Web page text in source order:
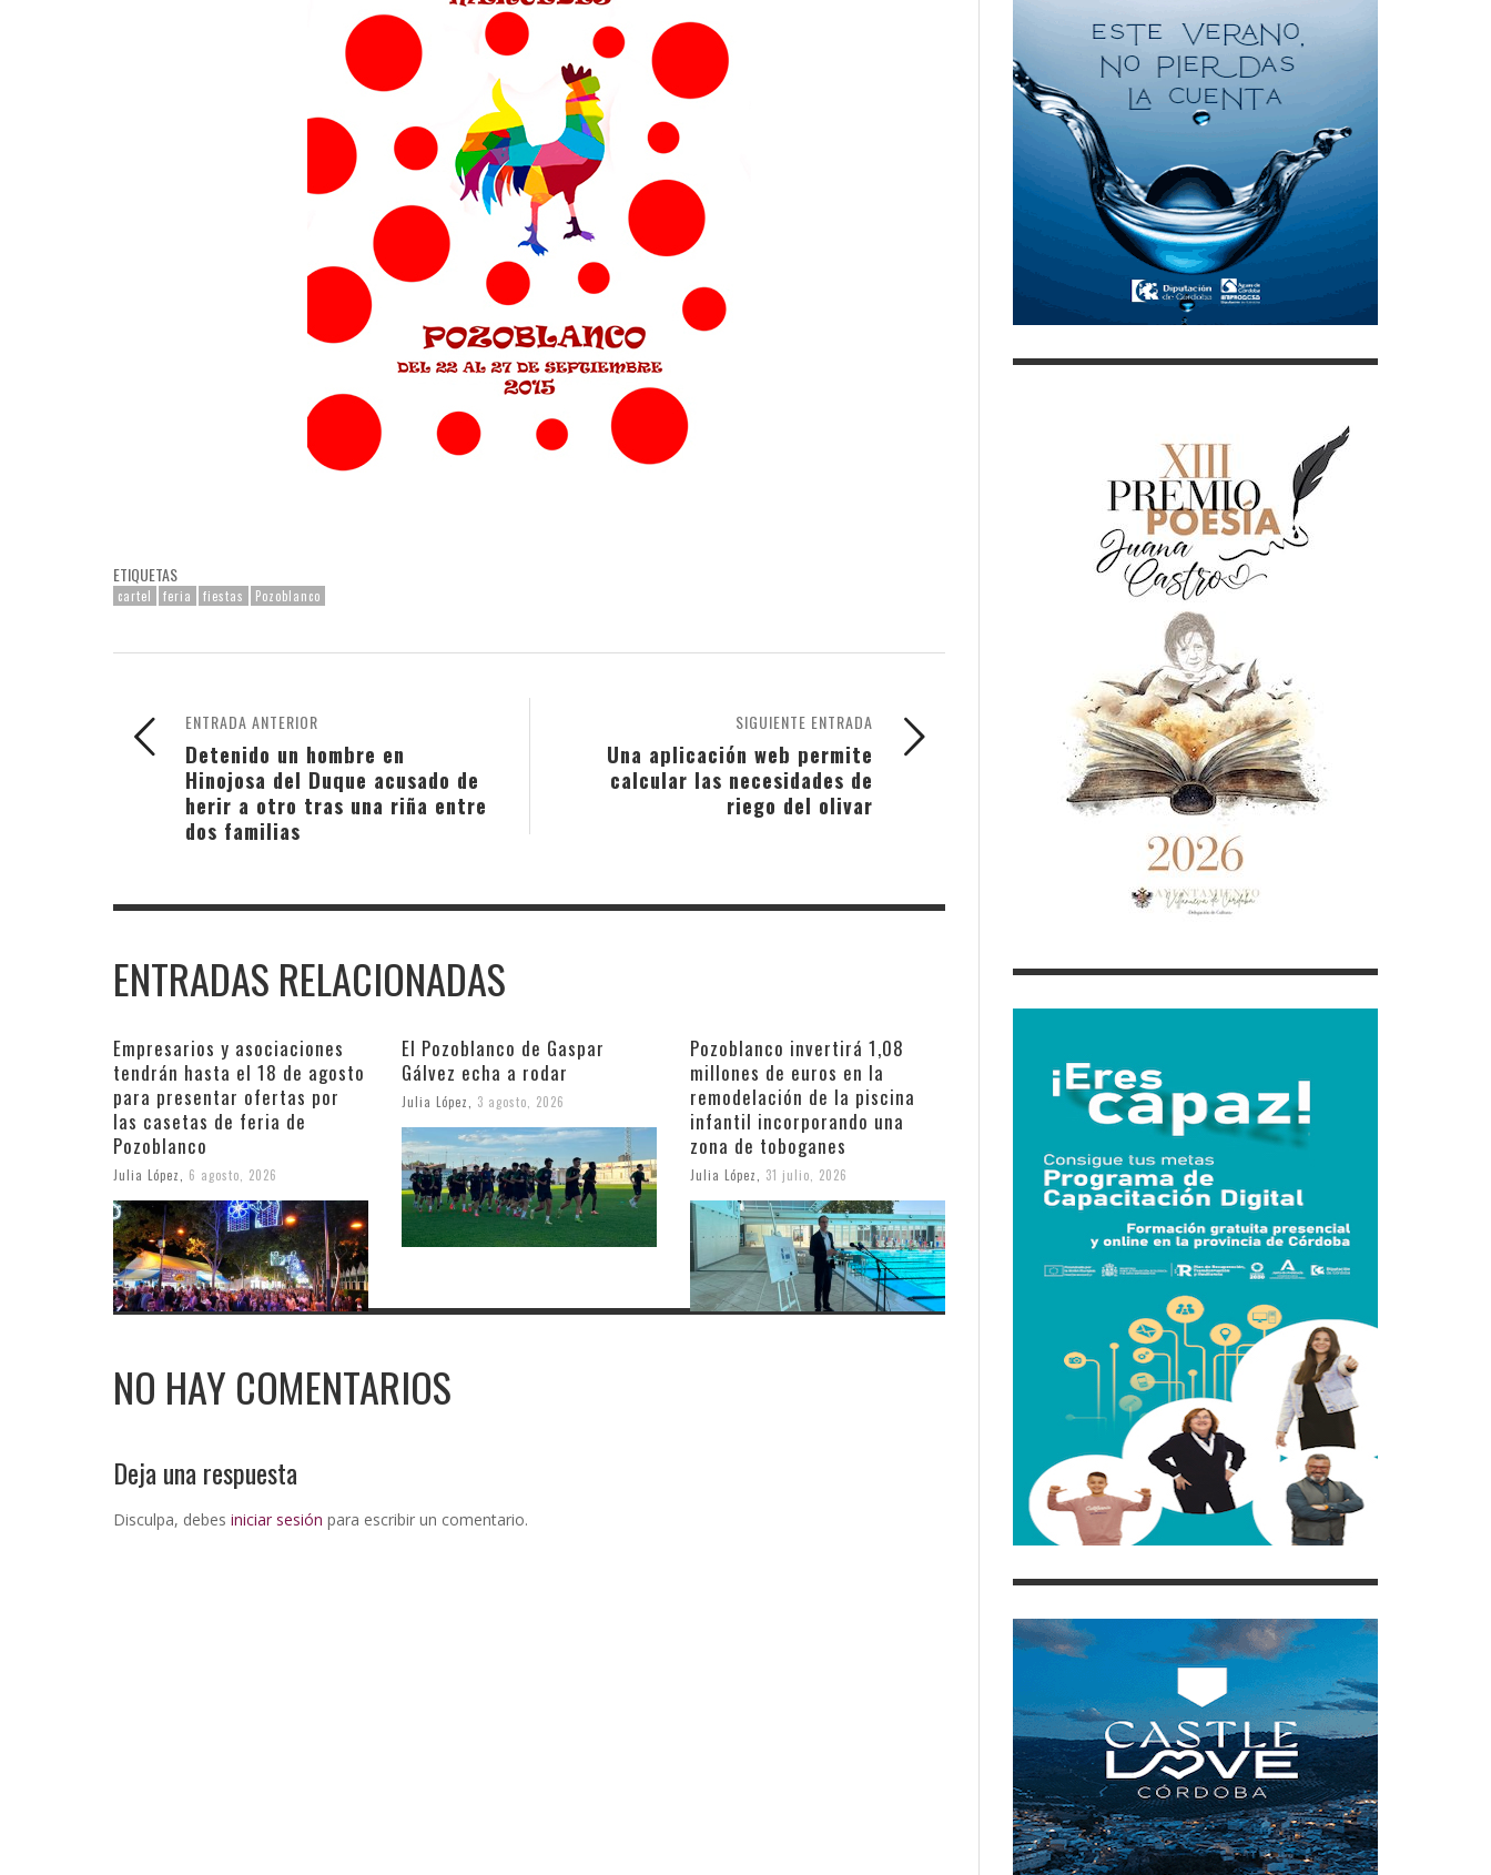
ETIQUETAS
cartel feria fiestas Pozoblanco
SIGUIENTE ENTRADA
Una aplicación web permite
calcular las necesidades de
riego del olivar
ENTRADA ANTERIOR
Detenido un hombre en
Hinojosa del Duque acusado de
herir a otro tras una riña entre
dos familias
ENTRADAS RELACIONADAS
Empresarios y asociaciones
tendrán hasta el 18 de agosto
para presentar ofertas por
las casetas de feria de
Pozoblanco
Julia López 6 agosto, 2026
El Pozoblanco de Gaspar
Gálvez echa a rodar
Julia López 3 agosto, 2026
Pozoblanco invertirá 1,08
millones de euros en la
remodelación de la piscina
infantil incorporando una
zona de toboganes
Julia López 31 julio, 2026
NO HAY COMENTARIOS
Deja una respuesta
Disculpa, debes iniciar sesión para escribir un comentario.